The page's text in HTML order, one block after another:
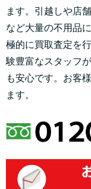
ます。引越しや店
など大量の不用品
極的に買取査定を
験豊富なスタッフ
も安心です。お客
ます。